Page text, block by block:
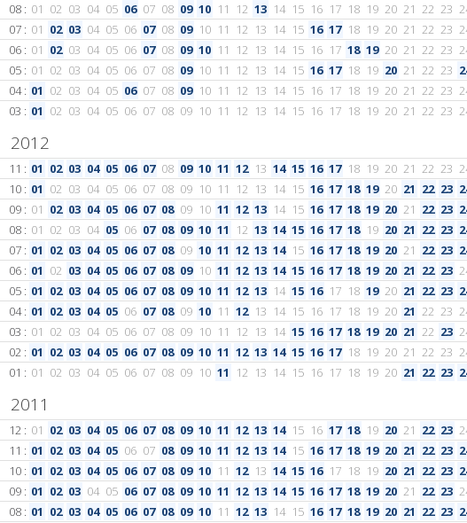
08 : 01 02 03 04 05 06 07 08 09 10 11 12 13 14 15 16 17 18 19 20 21 22 23
07 : 01 02 03 04 05 06 07 08 09 10 11 12 13 14 15 16 17 18 19 20 21 22 23
06 : 01 02 03 04 05 06 07 08 09 10 11 12 13 14 15 16 17 18 19 20 21 22 23
05 : 01 02 03 04 05 06 07 08 09 10 11 12 13 14 15 16 17 18 19 20 21 22 23
04 : 01 02 03 04 05 06 07 08 09 10 11 12 13 14 15 16 17 18 19 20 21 22 23
03 : 01 02 03 04 05 06 07 08 09 10 11 12 13 14 15 16 17 18 19 20 21 22 23
2012
11 : 01 02 03 04 05 06 07 08 09 10 11 12 13 14 15 16 17 18 19 20 21 22 23
10 : 01 02 03 04 05 06 07 08 09 10 11 12 13 14 15 16 17 18 19 20 21 22 23
09 : 01 02 03 04 05 06 07 08 09 10 11 12 13 14 15 16 17 18 19 20 21 22 23
08 : 01 02 03 04 05 06 07 08 09 10 11 12 13 14 15 16 17 18 19 20 21 22 23
07 : 01 02 03 04 05 06 07 08 09 10 11 12 13 14 15 16 17 18 19 20 21 22 23
06 : 01 02 03 04 05 06 07 08 09 10 11 12 13 14 15 16 17 18 19 20 21 22 23
05 : 01 02 03 04 05 06 07 08 09 10 11 12 13 14 15 16 17 18 19 20 21 22 23
04 : 01 02 03 04 05 06 07 08 09 10 11 12 13 14 15 16 17 18 19 20 21 22 23
03 : 01 02 03 04 05 06 07 08 09 10 11 12 13 14 15 16 17 18 19 20 21 22 23
02 : 01 02 03 04 05 06 07 08 09 10 11 12 13 14 15 16 17 18 19 20 21 22 23
01 : 01 02 03 04 05 06 07 08 09 10 11 12 13 14 15 16 17 18 19 20 21 22 23
2011
12 : 01 02 03 04 05 06 07 08 09 10 11 12 13 14 15 16 17 18 19 20 21 22 23
11 : 01 02 03 04 05 06 07 08 09 10 11 12 13 14 15 16 17 18 19 20 21 22 23
10 : 01 02 03 04 05 06 07 08 09 10 11 12 13 14 15 16 17 18 19 20 21 22 23
09 : 01 02 03 04 05 06 07 08 09 10 11 12 13 14 15 16 17 18 19 20 21 22 23
08 : 01 02 03 04 05 06 07 08 09 10 11 12 13 14 15 16 17 18 19 20 21 22 23